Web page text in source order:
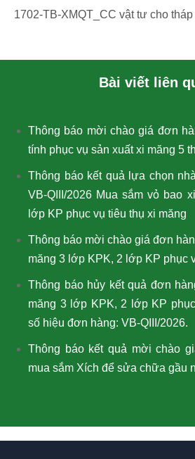
1702-TB-XMQT_CC vật tư cho tháp
Bài viết liên
Thông báo mời chào giá đơn
tính phục vụ sản xuất xi măng 5
Thông báo kết quả lựa chọn
VB-QIII/2026 Mua sắm vỏ bao
lớp KP phục vụ tiêu thụ xi măng
Thông báo mời chào giá đơn
măng 3 lớp KPK, 2 lớp KP phục
Thông báo hủy kết quả đơn
măng 3 lớp KPK, 2 lớp KP
số hiệu đơn hàng: VB-QIII/2026.
Thông báo kết quả mời chào
mua sắm Xích để sửa chữa gầu